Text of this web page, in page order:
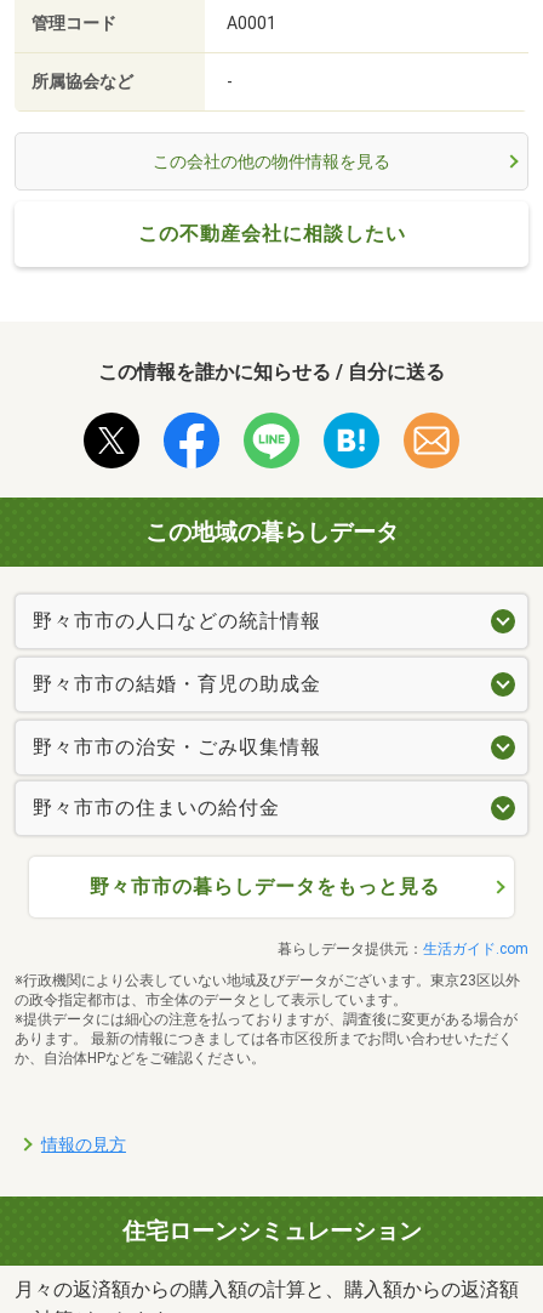
管理コード A0001
所属協会など -
この会社の他の物件情報を見る
この不動産会社に相談したい
この情報を誰かに知らせる / 自分に送る
この地域の暮らしデータ
野々市市の人口などの統計情報
野々市市の結婚・育児の助成金
野々市市の治安・ごみ収集情報
野々市市の住まいの給付金
野々市市の暮らしデータをもっと見る
暮らしデータ提供元： 生活ガイド.com
※行政機関により公表していない地域及びデータがございます。東京23区以外
の政令指定都市は、市全体のデータとして表示しています。
※提供データには細心の注意を払っておりますが、調査後に変更がある場合が
あります。 最新の情報につきましては各市区役所までお問い合わせいただく
か、自治体HPなどをご確認ください。
情報の見方
住宅ローンシミュレーション
月々の返済額からの購入額の計算と、購入額からの返済額